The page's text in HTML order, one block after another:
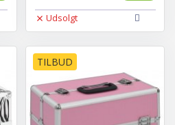
Udsolgt
TILBUD